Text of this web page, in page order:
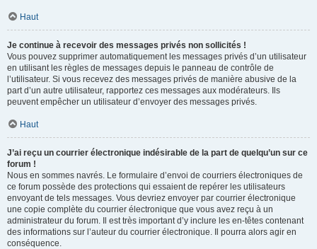
Haut
Je continue à recevoir des messages privés non sollicités !
Vous pouvez supprimer automatiquement les messages privés d’un utilisateur
en utilisant les règles de messages depuis le panneau de contrôle de
l’utilisateur. Si vous recevez des messages privés de manière abusive de la
part d’un autre utilisateur, rapportez ces messages aux modérateurs. Ils
peuvent empêcher un utilisateur d’envoyer des messages privés.
Haut
J’ai reçu un courrier électronique indésirable de la part de quelqu’un sur ce
forum !
Nous en sommes navrés. Le formulaire d’envoi de courriers électroniques de
ce forum possède des protections qui essaient de repérer les utilisateurs
envoyant de tels messages. Vous devriez envoyer par courrier électronique
une copie complète du courrier électronique que vous avez reçu à un
administrateur du forum. Il est très important d’y inclure les en-têtes contenant
des informations sur l’auteur du courrier électronique. Il pourra alors agir en
conséquence.